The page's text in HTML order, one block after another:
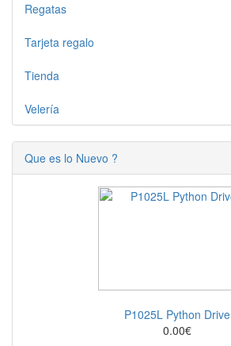
Regatas
Tarjeta regalo
Tienda
Velería
Que es lo Nuevo ?
P1025L Python Drive
0.00€